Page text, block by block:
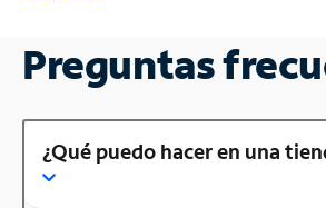
Preguntas
¿Qué puedo hacer en una